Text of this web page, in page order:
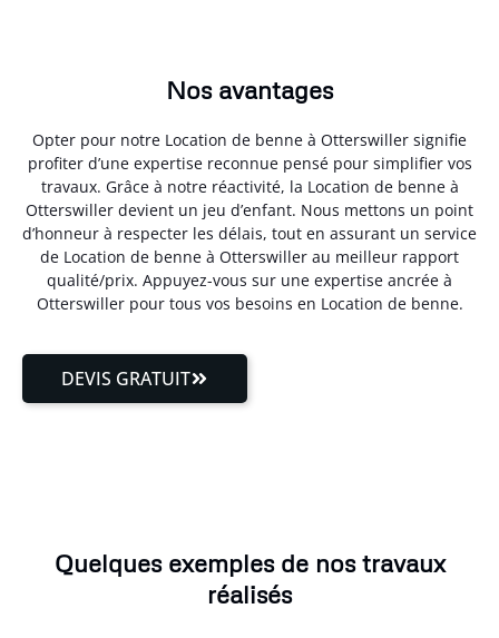
Nos avantages
Opter pour notre Location de benne à Otterswiller signifie
profiter d’une expertise reconnue pensé pour simplifier vos
travaux. Grâce à notre réactivité, la Location de benne à
Otterswiller devient un jeu d’enfant. Nous mettons un point
d’honneur à respecter les délais, tout en assurant un service
de Location de benne à Otterswiller au meilleur rapport
qualité/prix. Appuyez-vous sur une expertise ancrée à
Otterswiller pour tous vos besoins en Location de benne.
DEVIS GRATUIT
Quelques exemples de nos travaux
réalisés